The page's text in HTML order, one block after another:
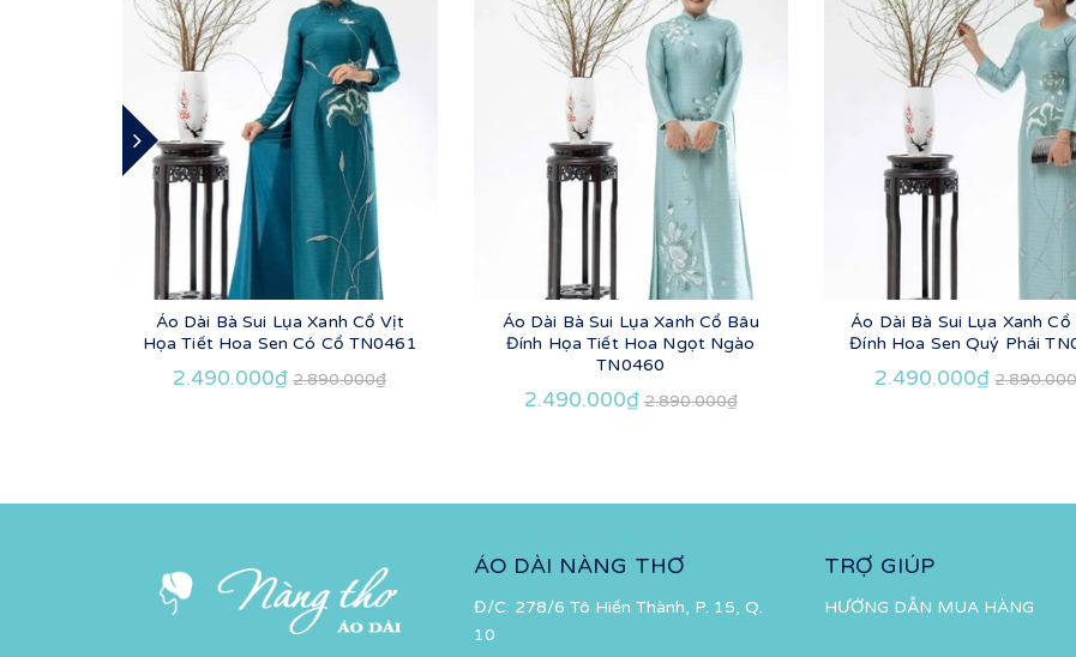
Áo Dài Bà Sui Lụa Xanh Cổ Vịt
Họa Tiết Hoa Sen Có Cổ TN0461
2.490.000₫ 2.890.000₫
Áo Dài Bà Sui Lụa Xanh Cổ Bâu
Đính Họa Tiết Hoa Ngọt Ngào
TN0460
2.490.000₫ 2.890.000₫
Áo Dài Bà Sui Lụa Xanh Cổ
Đính Hoa Sen Quý Phái
2.490.000₫
ÁO DÀI NÀNG THƠ
Đ/C: 278/6 Tô Hiến Thành, P. 15, Q.
10
TRỢ GIÚP
HƯỚNG DẪN MUA HÀNG